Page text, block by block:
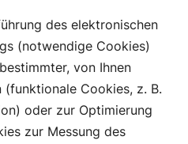
des elektronischen
(notwendige Cookies)
von Ihnen
Cookies, z. B.
oder zur Optimierung
zur Messung des